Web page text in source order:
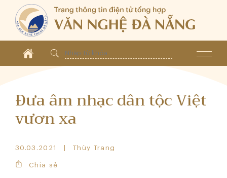
Đưa âm nhạc dân tộc Việt
vươn xa
30.03.2021 Thùy Trang
Chia sẻ